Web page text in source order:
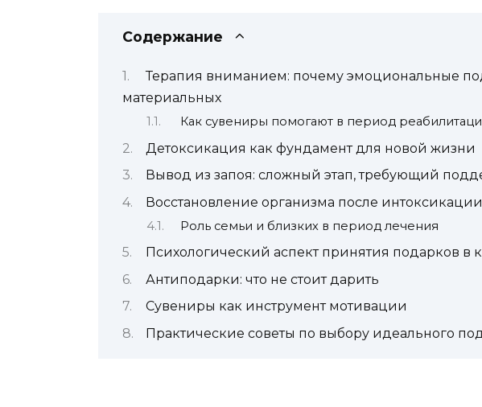
Содержание
Терапия вниманием: почему эмоциональные
материальных
Как сувениры помогают в период
Детоксикация как фундамент для новой жизни
Вывод из запоя: сложный этап, требующий
Восстановление организма после интоксикации
Роль семьи и близких в период лечения
Психологический аспект принятия подарков
Антиподарки: что не стоит дарить
Сувениры как инструмент мотивации
Практические советы по выбору идеального